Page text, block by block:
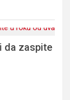
da zaspite